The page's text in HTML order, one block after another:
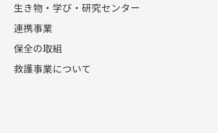
生き物・学び・研究センター
連携事業
保全の取組
救護事業について